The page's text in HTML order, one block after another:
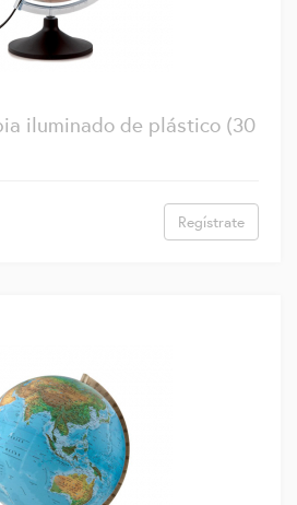
iluminado de plástico (30
Regístrate